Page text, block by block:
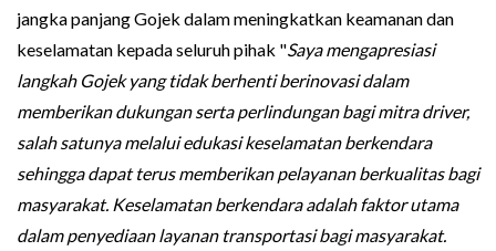
jangka panjang Gojek dalam meningkatkan keamanan dan
keselamatan kepada seluruh pihak "Saya mengapresiasi
langkah Gojek yang tidak berhenti berinovasi dalam
memberikan dukungan serta perlindungan bagi mitra driver,
salah satunya melalui edukasi keselamatan berkendara
sehingga dapat terus memberikan pelayanan berkualitas bagi
masyarakat. Keselamatan berkendara adalah faktor utama
dalam penyediaan layanan transportasi bagi masyarakat.